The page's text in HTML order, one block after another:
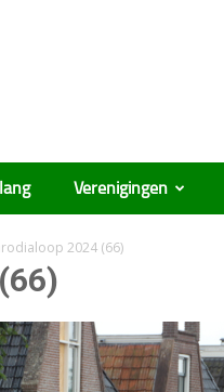
Verenigingen
2024 (66)